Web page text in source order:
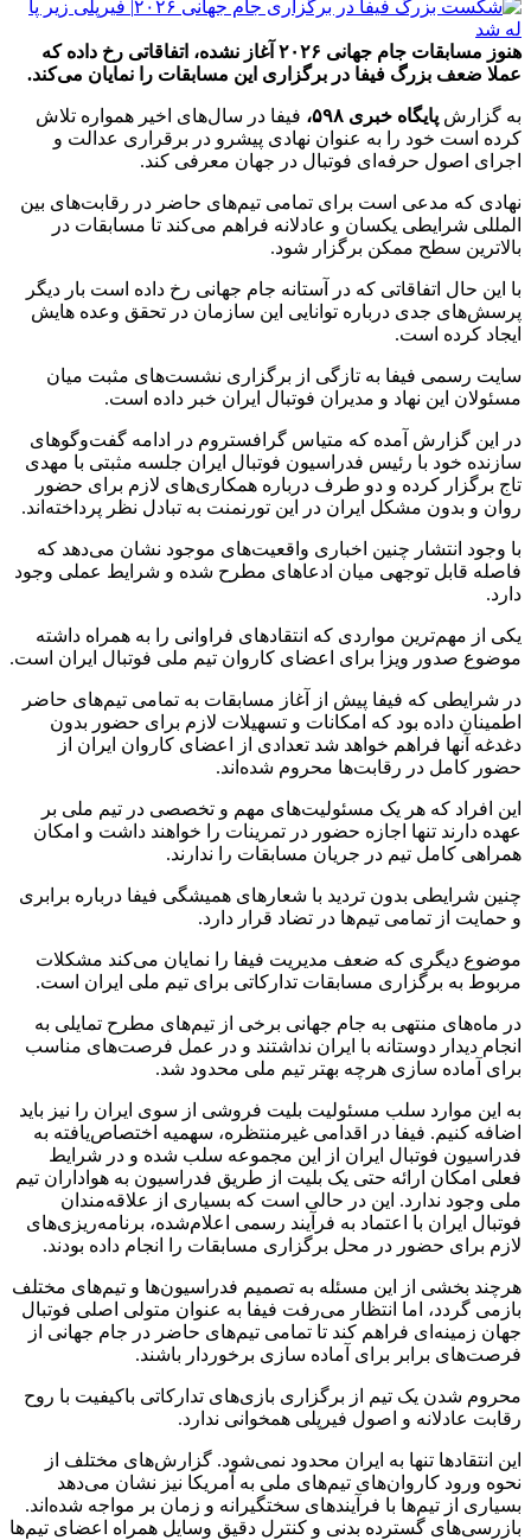
هنوز مسابقات جام جهانی ۲۰۲۶ آغاز نشده، اتفاقاتی رخ داده که
عملا ضعف بزرگ فیفا در برگزاری این مسابقات را نمایان می‌کند.
به گزارش پایگاه خبری ۵۹۸،
فیفا در سال‌های اخیر همواره تلاش
کرده است خود را به عنوان نهادی پیشرو در برقراری عدالت و
اجرای اصول حرفه‌ای فوتبال در جهان معرفی کند.
نهادی که مدعی است برای تمامی تیم‌های حاضر در رقابت‌های بین
المللی شرایطی یکسان و عادلانه فراهم می‌کند تا مسابقات در
بالاترین سطح ممکن برگزار شود.
با این حال اتفاقاتی که در آستانه جام جهانی رخ داده است بار دیگر
پرسش‌های جدی درباره توانایی این سازمان در تحقق وعده هایش
ایجاد کرده است.
سایت رسمی فیفا به تازگی از برگزاری نشست‌های مثبت میان
مسئولان این نهاد و مدیران فوتبال ایران خبر داده است.
در این گزارش آمده که متیاس گرافستروم در ادامه گفت‌و‌گو‌های
سازنده خود با رئیس فدراسیون فوتبال ایران جلسه مثبتی با مهدی
تاج برگزار کرده و دو طرف درباره همکاری‌های لازم برای حضور
روان و بدون مشکل ایران در این تورنمنت به تبادل نظر پرداخته‌اند.
با وجود انتشار چنین اخباری واقعیت‌های موجود نشان می‌دهد که
فاصله قابل توجهی میان ادعا‌های مطرح شده و شرایط عملی وجود
دارد.
یکی از مهم‌ترین مواردی که انتقاد‌های فراوانی را به همراه داشته
موضوع صدور ویزا برای اعضای کاروان تیم ملی فوتبال ایران است.
در شرایطی که فیفا پیش از آغاز مسابقات به تمامی تیم‌های حاضر
اطمینان داده بود که امکانات و تسهیلات لازم برای حضور بدون
دغدغه آنها فراهم خواهد شد تعدادی از اعضای کاروان ایران از
حضور کامل در رقابت‌ها محروم شده‌اند.
این افراد که هر یک مسئولیت‌های مهم و تخصصی در تیم ملی بر
عهده دارند تنها اجازه حضور در تمرینات را خواهند داشت و امکان
همراهی کامل تیم در جریان مسابقات را ندارند.
چنین شرایطی بدون تردید با شعار‌های همیشگی فیفا درباره برابری
و حمایت از تمامی تیم‌ها در تضاد قرار دارد.
موضوع دیگری که ضعف مدیریت فیفا را نمایان می‌کند مشکلات
مربوط به برگزاری مسابقات تدارکاتی برای تیم ملی ایران است.
در ماه‌های منتهی به جام جهانی برخی از تیم‌های مطرح تمایلی به
انجام دیدار دوستانه با ایران نداشتند و در عمل فرصت‌های مناسب
برای آماده سازی هرچه بهتر تیم ملی محدود شد.
به این موارد سلب مسئولیت بلیت فروشی از سوی ایران را نیز باید
اضافه کنیم. فیفا در اقدامی غیرمنتظره، سهمیه اختصاص‌یافته به
فدراسیون فوتبال ایران از این مجموعه سلب شده و در شرایط
فعلی امکان ارائه حتی یک بلیت از طریق فدراسیون به هواداران تیم
ملی وجود ندارد. این در حالی است که بسیاری از علاقه‌مندان
فوتبال ایران با اعتماد به فرآیند رسمی اعلام‌شده، برنامه‌ریزی‌های
لازم برای حضور در محل برگزاری مسابقات را انجام داده بودند.
هرچند بخشی از این مسئله به تصمیم فدراسیون‌ها و تیم‌های مختلف
بازمی گردد، اما انتظار می‌رفت فیفا به عنوان متولی اصلی فوتبال
جهان زمینه‌ای فراهم کند تا تمامی تیم‌های حاضر در جام جهانی از
فرصت‌های برابر برای آماده سازی برخوردار باشند.
محروم شدن یک تیم از برگزاری بازی‌های تدارکاتی باکیفیت با روح
رقابت عادلانه و اصول فیرپلی همخوانی ندارد.
این انتقاد‌ها تنها به ایران محدود نمی‌شود. گزارش‌های مختلف از
نحوه ورود کاروان‌های تیم‌های ملی به آمریکا نیز نشان می‌دهد
بسیاری از تیم‌ها با فرآیند‌های سختگیرانه و زمان بر مواجه شده‌اند.
بازرسی‌های گسترده بدنی و کنترل دقیق وسایل همراه اعضای تیم‌ها